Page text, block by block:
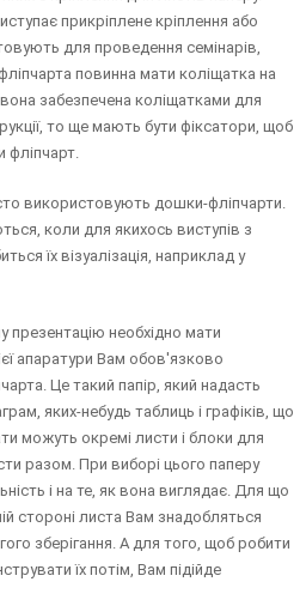
прикріплене кріплення або
для проведення семінарів,
повинна мати коліщатка на
забезпечена коліщатками для
то ще мають бути фіксатори, щоб
фліпчарт.
використовують дошки-фліпчарти.
коли для якихось виступів з
їх візуалізація, наприклад у
презентацію необхідно мати
апаратури Вам обов'язково
Це такий папір, який надасть
яких-небудь таблиць і графіків, що
можуть окремі листи і блоки для
разом. При виборі цього паперу
і на те, як вона виглядає. Для що
стороні листа Вам знадобляться
зберігання. А для того, щоб робити
їх потім, Вам підійде